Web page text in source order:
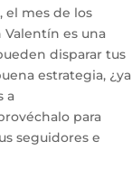
el mes de los
Valentín es una
disparar tus
estrategia, ¿ya
a
para
seguidores e